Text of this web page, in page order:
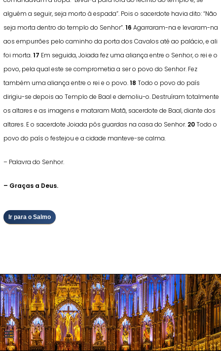
alguém a seguir, seja morto à espada”. Pois o sacerdote havia dito: “Não
seja morta dentro do templo do Senhor”.16 Agarraram-na e levaram-na
aos empurrões pelo caminho da porta dos Cavalos até ao palácio, e ali
foi morta.17 Em seguida, Joiada fez uma aliança entre o Senhor, o rei e o
povo, pela qual este se comprometia a ser o povo do Senhor. Fez
também uma aliança entre o rei e o povo.18 Todo o povo do país
dirigiu-se depois ao Templo de Baal e demoliu-o. Destruíram totalmente
os altares e as imagens e mataram Matã, sacerdote de Baal, diante dos
altares. E o sacerdote Joiada pôs guardas na casa do Senhor. 20Todo o
povo do país o festejou e a cidade manteve-se calma.
– Palavra do Senhor.
– Graças a Deus.
Ir para o Salmo